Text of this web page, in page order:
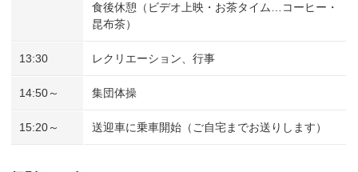
食後休憩（ビデオ上映・お茶タイム…コーヒー・
昆布茶）
13:30 レクリエーション、行事
14:50～ 集団体操
15:20～ 送迎車に乗車開始（ご自宅までお送りします）